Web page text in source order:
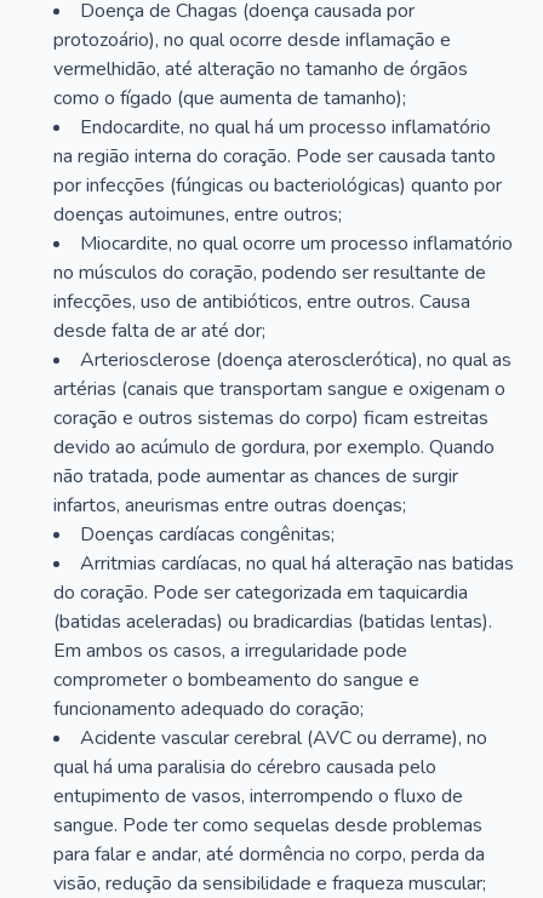
Doença de Chagas (doença causada por
protozoário), no qual ocorre desde inflamação e
vermelhidão, até alteração no tamanho de órgãos
como o fígado (que aumenta de tamanho);
Endocardite, no qual há um processo inflamatório
na região interna do coração. Pode ser causada tanto
por infecções (fúngicas ou bacteriológicas) quanto por
doenças autoimunes, entre outros;
Miocardite, no qual ocorre um processo inflamatório
no músculos do coração, podendo ser resultante de
infecções, uso de antibióticos, entre outros. Causa
desde falta de ar até dor;
Arteriosclerose (doença aterosclerótica), no qual as
artérias (canais que transportam sangue e oxigenam o
coração e outros sistemas do corpo) ficam estreitas
devido ao acúmulo de gordura, por exemplo. Quando
não tratada, pode aumentar as chances de surgir
infartos, aneurismas entre outras doenças;
Doenças cardíacas congênitas;
Arritmias cardíacas, no qual há alteração nas batidas
do coração. Pode ser categorizada em taquicardia
(batidas aceleradas) ou bradicardias (batidas lentas).
Em ambos os casos, a irregularidade pode
comprometer o bombeamento do sangue e
funcionamento adequado do coração;
Acidente vascular cerebral (AVC ou derrame), no
qual há uma paralisia do cérebro causada pelo
entupimento de vasos, interrompendo o fluxo de
sangue. Pode ter como sequelas desde problemas
para falar e andar, até dormência no corpo, perda da
visão, redução da sensibilidade e fraqueza muscular;